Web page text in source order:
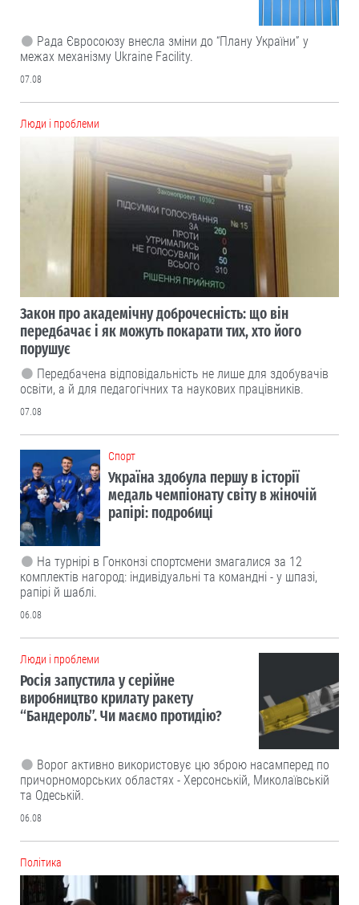
Рада Євросоюзу внесла зміни до “Плану України” у
межах механізму Ukraine Facility.
07.08
Люди і проблеми
Закон про академічну доброчесність: що він
передбачає і як можуть покарати тих, хто його
порушує
Передбачена відповідальність не лише для здобувачів
освіти, а й для педагогічних та наукових працівників.
07.08
Cпорт
Україна здобула першу в історії
медаль чемпіонату світу в жіночій
рапірі: подробиці
На турнірі в Гонконзі спортсмени змагалися за 12
комплектів нагород: індивідуальні та командні - у шпазі,
рапірі й шаблі.
06.08
Люди і проблеми
Росія запустила у серійне
виробництво крилату ракету
“Бандероль”. Чи маємо протидію?
Ворог активно використовує цю зброю насамперед по
причорноморських областях - Херсонській, Миколаївській
та Одеській.
06.08
Політика